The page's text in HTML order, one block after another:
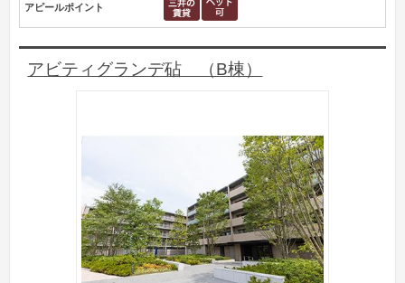
アピールポイント
アビティグランデ砧 （B棟）